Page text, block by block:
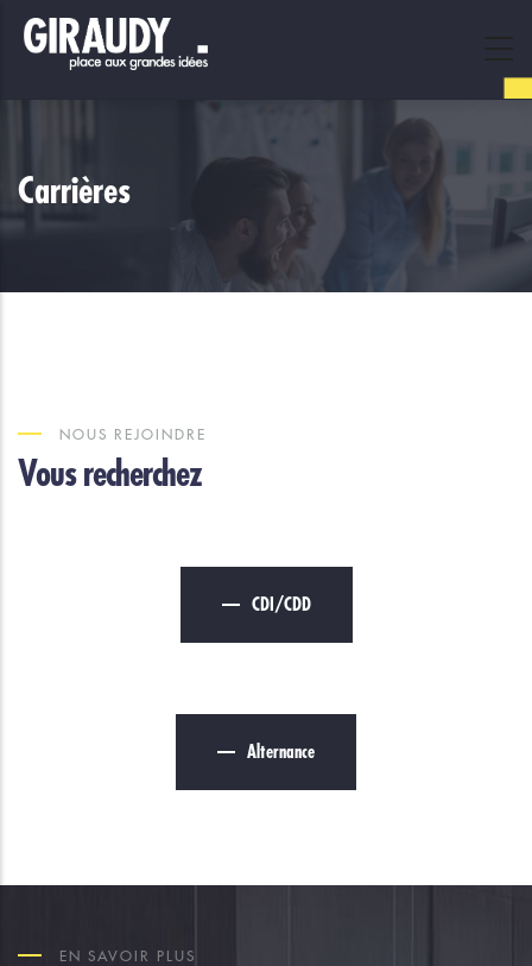
Skip
Carrières
NOUS REJOINDRE
Vous recherchez
CDI/CDD
Alternance
EN SAVOIR PLUS